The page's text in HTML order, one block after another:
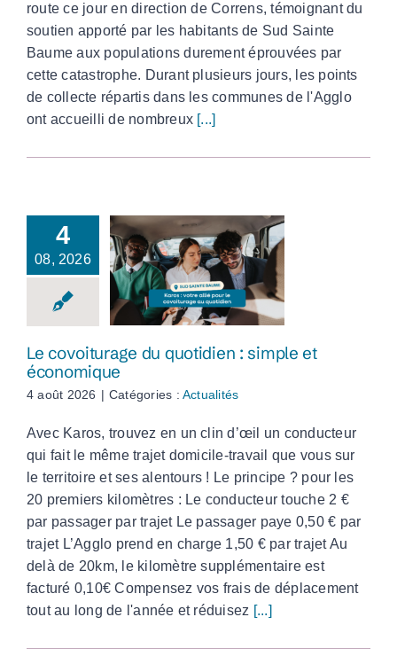
route ce jour en direction de Correns, témoignant du
soutien apporté par les habitants de Sud Sainte
Baume aux populations durement éprouvées par
cette catastrophe. Durant plusieurs jours, les points
de collecte répartis dans les communes de l'Agglo
ont accueilli de nombreux [...]
4
08, 2026
Le covoiturage du
quotidien : simple et
économique
Le covoiturage du quotidien : simple et
économique
4 août 2026 | Catégories :Actualités
Avec Karos, trouvez en un clin d’œil un conducteur
qui fait le même trajet domicile-travail que vous sur
le territoire et ses alentours ! Le principe ? pour les
20 premiers kilomètres : Le conducteur touche 2 €
par passager par trajet Le passager paye 0,50 € par
trajet L’Agglo prend en charge 1,50 € par trajet Au
delà de 20km, le kilomètre supplémentaire est
facturé 0,10€ Compensez vos frais de déplacement
tout au long de l'année et réduisez [...]